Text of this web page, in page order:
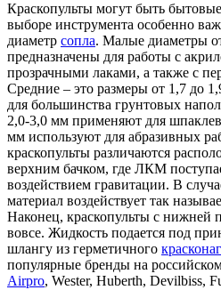
Краскопульты могут быть
выборе инструмента особенно
диаметр сопла. Малые диаметры
предназначены для работы с
прозрачными лаками, а также с
Средние – это размеры от 1,7 до
для большинства грунтовых
2,0-3,0 мм применяют для
мм используют для абразивных
краскопульты различаются
верхним бачком, где ЛКМ
воздействием гравитации. В
материал воздействует так
Наконец, краскопульты с нижней
вовсе. Жидкость подается под
шлангу из герметичного
популярные бренды на
Airpro, Wester, Huberth, Devilbiss,